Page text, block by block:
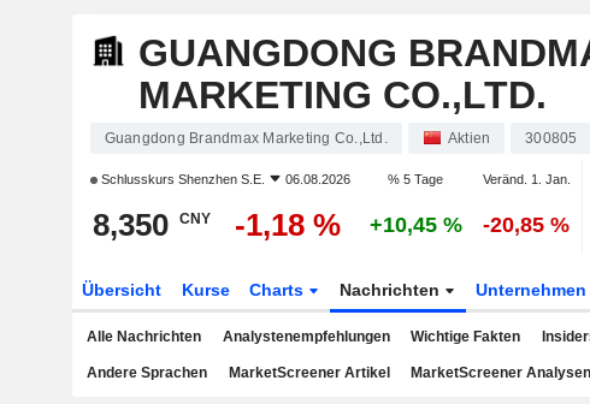
GUANGDONG
MARKETING CO.,LTD.
Guangdong Brandmax Marketing Co.,Ltd. Aktien 300805
Schlusskurs Shenzhen S.E. 06.08.2026 % 5 Tage Veränd. 1. Jan.
8,350 CNY -1,18 % +10,45 % -20,85 %
Übersicht Kurse Charts Nachrichten Unternehmen
Alle Nachrichten Analystenempfehlungen Wichtige Fakten
Andere Sprachen MarketScreener Artikel MarketScreener Analysen